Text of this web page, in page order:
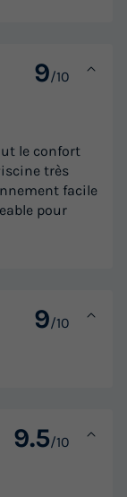
9/10
le confort
très
facile
pour
9/10
9.5/10